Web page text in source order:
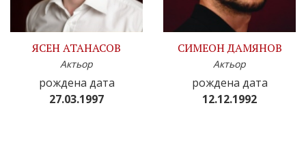
ЯСЕН АТАНАСОВ
Актьор
рождена дата
27.03.1997
СИМЕОН ДАМЯНОВ
Актьор
рождена дата
12.12.1992